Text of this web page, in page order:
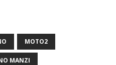
MOTO2
MANZI